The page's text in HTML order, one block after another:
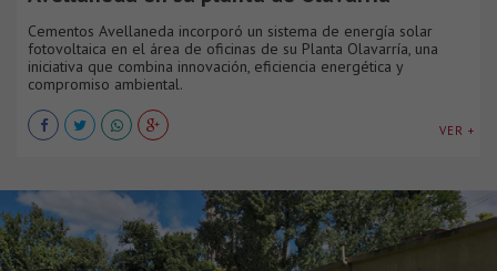
Cementos Avellaneda incorporó un sistema de energía solar
fotovoltaica en el área de oficinas de su Planta Olavarría, una
iniciativa que combina innovación, eficiencia energética y
compromiso ambiental.
VER +